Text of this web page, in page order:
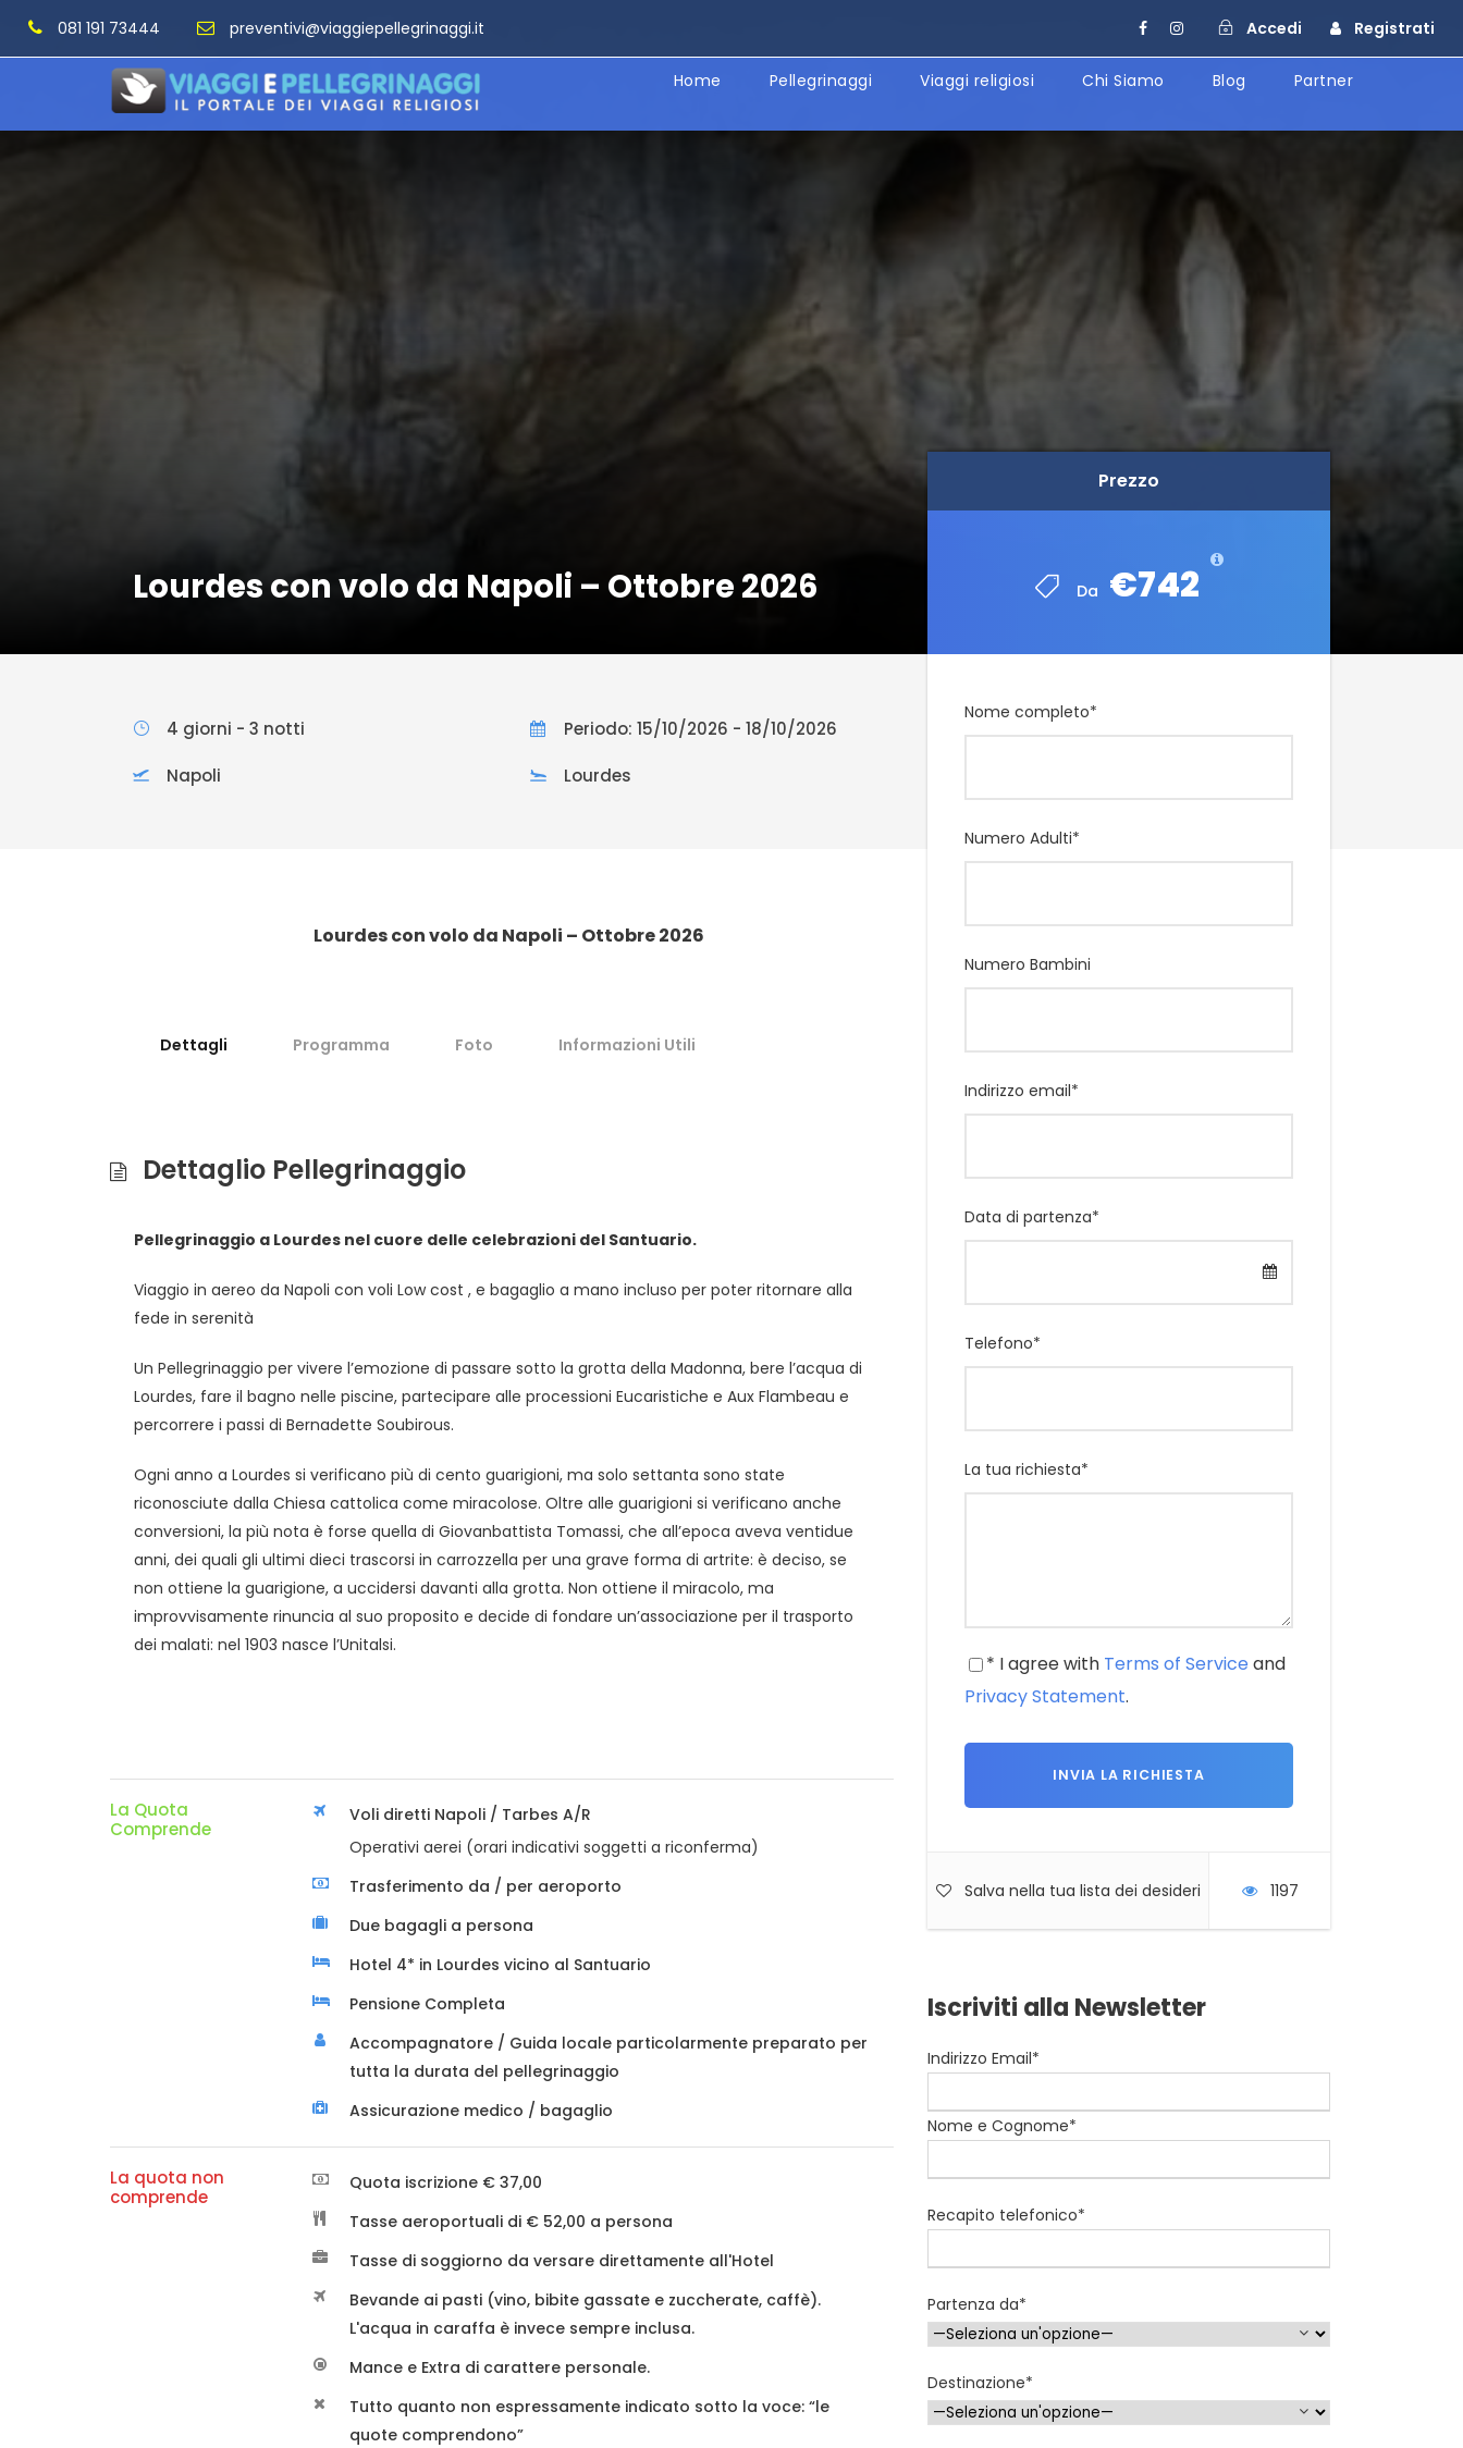
081 191 73444 preventivi@viaggiepellegrinaggi.it Accedi Registrati
Home Pellegrinaggi Viaggi religiosi Chi Siamo Blog Partner
Lourdes con volo da Napoli – Ottobre 2026
Prezzo
Da €742
Prezzo
Da €742
Nome completo*
Numero Adulti*
Numero Bambini
Indirizzo email*
Data di partenza*
Telefono*
La tua richiesta*
* I agree with Terms of Service and
Privacy Statement.
Salva nella tua lista dei desideri 1197
Iscriviti alla Newsletter
Indirizzo Email*
Nome e Cognome*
Recapito telefonico*
Partenza da*
Destinazione*
4 giorni - 3 notti Periodo: 15/10/2026 - 18/10/2026
Napoli Lourdes
Lourdes con volo da Napoli – Ottobre 2026
Dettagli Programma Foto Informazioni Utili
Dettaglio Pellegrinaggio
Pellegrinaggio a Lourdes nel cuore delle celebrazioni del Santuario.
Viaggio in aereo da Napoli con voli Low cost , e bagaglio a mano incluso per poter ritornare alla
fede in serenità
Un Pellegrinaggio per vivere l’emozione di passare sotto la grotta della Madonna, bere l’acqua di
Lourdes, fare il bagno nelle piscine, partecipare alle processioni Eucaristiche e Aux Flambeau e
percorrere i passi di Bernadette Soubirous.
Ogni anno a Lourdes si verificano più di cento guarigioni, ma solo settanta sono state
riconosciute dalla Chiesa cattolica come miracolose. Oltre alle guarigioni si verificano anche
conversioni, la più nota è forse quella di Giovanbattista Tomassi, che all’epoca aveva ventidue
anni, dei quali gli ultimi dieci trascorsi in carrozzella per una grave forma di artrite: è deciso, se
non ottiene la guarigione, a uccidersi davanti alla grotta. Non ottiene il miracolo, ma
improvvisamente rinuncia al suo proposito e decide di fondare un’associazione per il trasporto
dei malati: nel 1903 nasce l’Unitalsi.
La Quota
Comprende
Voli diretti Napoli / Tarbes A/R
Operativi aerei (orari indicativi soggetti a riconferma)
Trasferimento da / per aeroporto
Due bagagli a persona
Hotel 4* in Lourdes vicino al Santuario
Pensione Completa
Accompagnatore / Guida locale particolarmente preparato per
tutta la durata del pellegrinaggio
Assicurazione medico / bagaglio
La quota non
comprende
Quota iscrizione € 37,00
Tasse aeroportuali di € 52,00 a persona
Tasse di soggiorno da versare direttamente all'Hotel
Bevande ai pasti (vino, bibite gassate e zuccherate, caffè).
L'acqua in caraffa è invece sempre inclusa.
Mance e Extra di carattere personale.
Tutto quanto non espressamente indicato sotto la voce: “le
quote comprendono”